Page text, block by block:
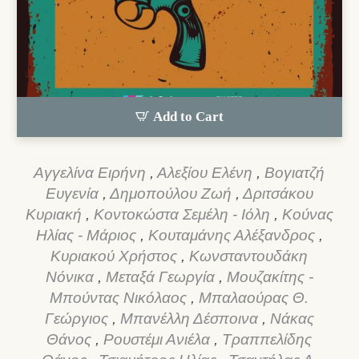
Add to Cart
Αγγελίνα Ειρήνη ,Αλεξίου Ελένη ,Βογιατζή
Ευγενία ,Δημοπούλου Ζωή ,Δριτσάκου
Κυριακή , Κοντοκώστα Σεμέλη - Ιόλη , Κούνας
Ηλίας - Μάριος , Κουταμάνης Αλέξανδρος ,
Κυριακού Χρήστος ,Κωνσταντουδάκη
Νόνικα , Μεταξά Γεωργία , Μουζακίτης -
Μπούντας Νικόλαος ,Μπαλαούρας Θ.
Γεώργιος , Μπανέλλη Δέσποινα , Νάκας
Θάνος ,Ρουστέμι Ανιέλα , Τραππελίδης